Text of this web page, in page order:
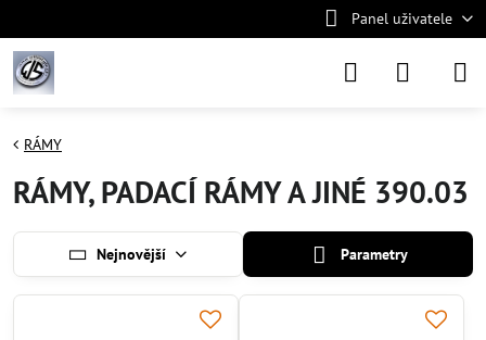
Panel uživatele
RÁMY
RÁMY, PADACÍ RÁMY A JINÉ 390.03
Nejnovější Parametry